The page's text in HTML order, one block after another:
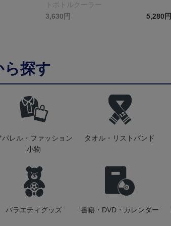
トボトルクーラー
3,630円
5,280円
ら探す
パレル・ファッション
小物
タオル・リストバンド
バラエティグッズ 書籍・DVD・カレンダー